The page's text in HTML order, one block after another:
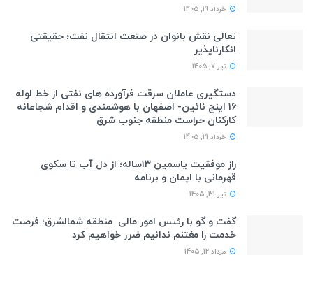
خرداد 19, 1405
تعالی نقش بانوان در صنعت انتقال نفت؛ حقیقتی
انکارناپذیر
تیر 7, 1405
دستگیری عاملان سرقت فرآورده های نفتی از خط لوله
16 اینچ نائین- اصفهان با هوشمندی و اقدام شجاعانه
کارکنان حراست منطقه جنوب شرق
خرداد 21, 1405
راز موفقیت یاسمین ۱۳ساله؛ از دل آب تا سکوی
قهرمانی با ایمان و برنامه
تیر 31, 1405
گفت و گو با رئیس امور مالی منطقه شمالشرق؛ فرصت
خدمت را مغتنم ندانیم ضرر خواهیم کرد
مرداد 12, 1405